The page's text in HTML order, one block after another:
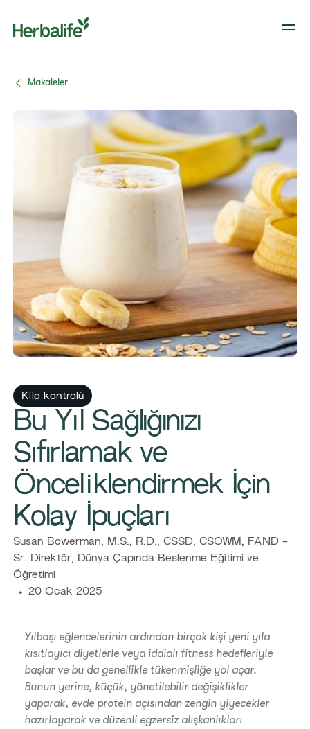
Makaleler
Kilo kontrolü
Bu Yıl Sağlığınızı
Sıfırlamak ve
Önceliklendirmek İçin
Kolay İpuçları
Susan Bowerman, M.S., R.D., CSSD, CSOWM, FAND -
Sr. Direktör, Dünya Çapında Beslenme Eğitimi ve
Öğretimi
20 Ocak 2025
Yılbaşı eğlencelerinin ardından birçok kişi yeni yıla
kısıtlayıcı diyetlerle veya iddialı fitness hedefleriyle
başlar ve bu da genellikle tükenmişliğe yol açar.
Bunun yerine, küçük, yönetilebilir değişiklikler
yaparak, evde protein açısından zengin yiyecekler
hazırlayarak ve düzenli egzersiz alışkanlıkları